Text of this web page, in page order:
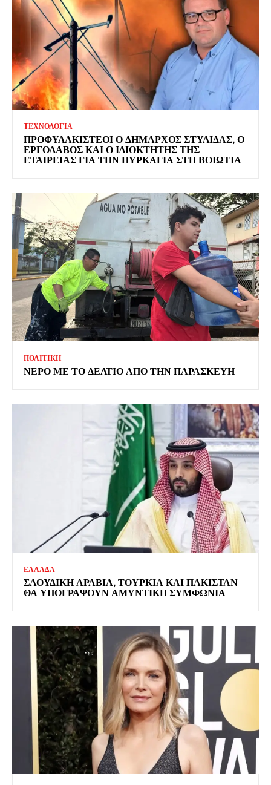
ΤΕΧΝΟΛΟΓΙΑ
ΠΡΟΦΥΛΑΚΙΣΤΕΟΙ Ο ΔΗΜΑΡΧΟΣ ΣΤΥΛΙΔΑΣ, Ο
ΕΡΓΟΛΑΒΟΣ ΚΑΙ Ο ΙΔΙΟΚΤΗΤΗΣ ΤΗΣ
ΕΤΑΙΡΕΙΑΣ ΓΙΑ ΤΗΝ ΠΥΡΚΑΓΙΑ ΣΤΗ ΒΟΙΩΤΙΑ
ΠΟΛΙΤΙΚΗ
ΝΕΡΟ ΜΕ ΤΟ ΔΕΛΤΙΟ ΑΠΟ ΤΗΝ ΠΑΡΑΣΚΕΥΗ
ΕΛΛΑΔΑ
ΣΑΟΥΔΙΚΗ ΑΡΑΒΙΑ, ΤΟΥΡΚΙΑ ΚΑΙ ΠΑΚΙΣΤΑΝ
ΘΑ ΥΠΟΓΡΑΨΟΥΝ ΑΜΥΝΤΙΚΗ ΣΥΜΦΩΝΙΑ